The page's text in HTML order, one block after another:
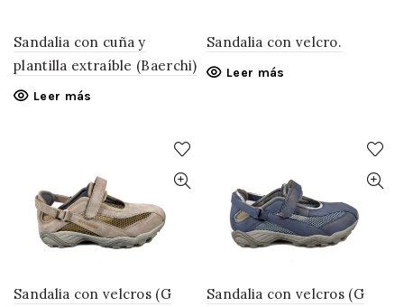
Sandalia con cuña y
plantilla extraíble (Baerchi)
Leer más
Sandalia con velcro.
Leer más
Sandalia con velcros (G
Sandalia con velcros (G